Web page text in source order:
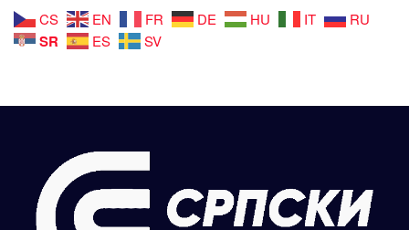
CS EN FR DE HU IT RU
SR ES SV